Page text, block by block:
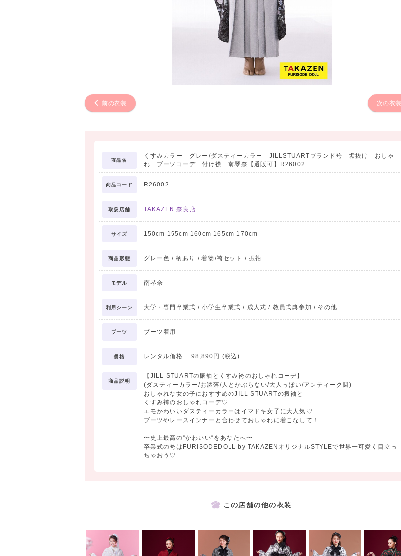
前の衣装 次の衣装
商品名
くすみカラー グレー/ダスティーカラー JILLSTUARTブランド袴 垢抜け おしゃ
れ ブーツコーデ 付け襟 南琴奈【通販可】R26002
商品コード R26002
取扱店舗 TAKAZEN 奈良店
サイズ 150cm 155cm 160cm 165cm 170cm
商品形態 グレー色 / 柄あり / 着物/袴セット / 振袖
モデル 南琴奈
利用シーン 大学・専門卒業式 / 小学生卒業式 / 成人式 / 教員式典参加 / その他
ブーツ ブーツ着用
価格 レンタル価格 98,890円 (税込)
商品説明
【JILL STUARTの振袖とくすみ袴のおしゃれコーデ】
(ダスティーカラー/お洒落/人とかぶらない/大人っぽい/アンティーク調)
おしゃれな女の子におすすめのJILL STUARTの振袖と
くすみ袴のおしゃれコーデ♡
エモかわいいダスティーカラーはイマドキ女子に大人気♡
ブーツやレースインナーと合わせておしゃれに着こなして！
〜史上最高の“かわいい“をあなたへ〜
卒業式の袴はFURISODEDOLL by TAKAZENオリジナルSTYLEで世界一可愛く目立っ
ちゃおう♡
この店舗の他の衣装